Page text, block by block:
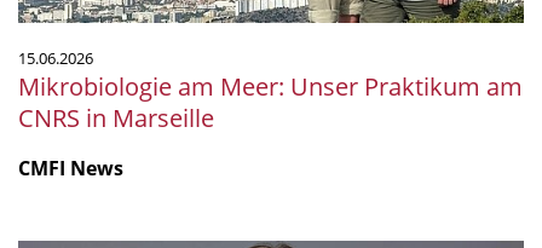
15.06.2026
Mikrobiologie am Meer: Unser Praktikum am
CNRS in Marseille
CMFI News